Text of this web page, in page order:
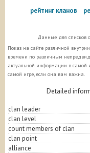
рейтинг кланов
Данные для списков
Показ на сайте различной
времени по различным
актуальной информации в самой
самой игре, если она вам важна.
Detailed
clan leader
clan level
count members of clan
clan point
alliance